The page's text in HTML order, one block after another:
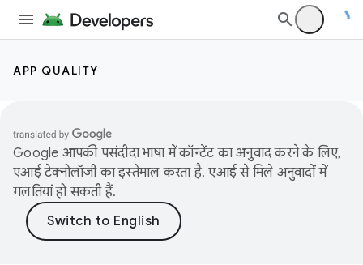
APP QUALITY
Google आपकी पसंदीदा भाषा में कॉन्टेंट का अनुवाद करने के लिए,
एआई टेक्नोलॉजी का इस्तेमाल करता है. एआई से मिले अनुवादों में
गलतियां हो सकती हैं.